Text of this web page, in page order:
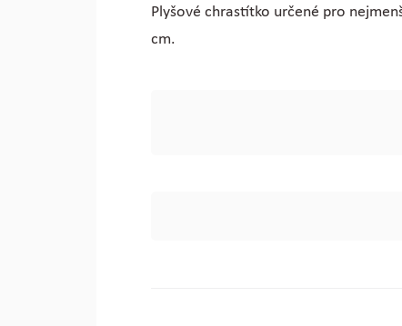
Plyšové chrastítko určené pro
cm.